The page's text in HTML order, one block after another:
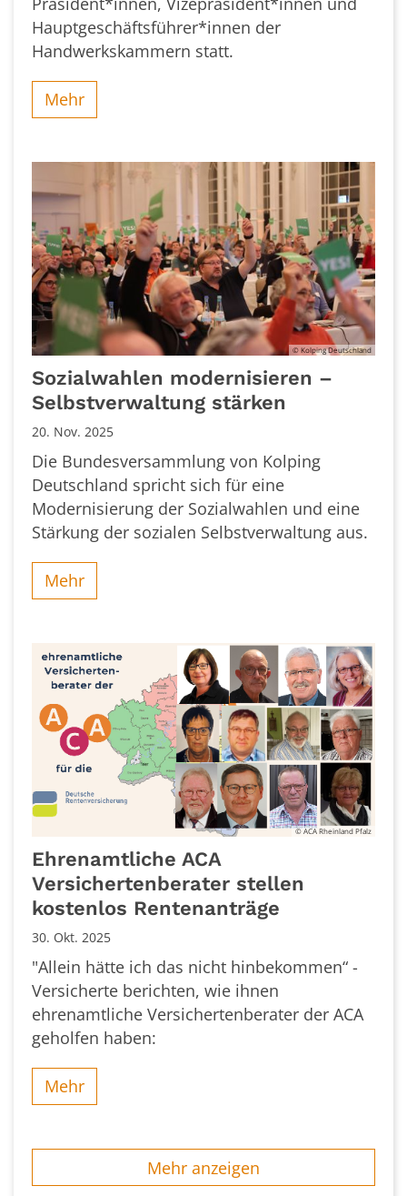
Hauptgeschäftsführer*innen der
Handwerkskammern statt.
Mehr
© Kolping Deutschland
Sozialwahlen modernisieren –
Selbstverwaltung stärken
20. Nov. 2025
Die Bundesversammlung von Kolping
Deutschland spricht sich für eine
Modernisierung der Sozialwahlen und eine
Stärkung der sozialen Selbstverwaltung aus.
Mehr
© ACA Rheinland Pfalz
Ehrenamtliche ACA
Versichertenberater stellen
kostenlos Rentenanträge
30. Okt. 2025
"Allein hätte ich das nicht hinbekommen“ -
Versicherte berichten, wie ihnen
ehrenamtliche Versichertenberater der ACA
geholfen haben:
Mehr
Mehr anzeigen